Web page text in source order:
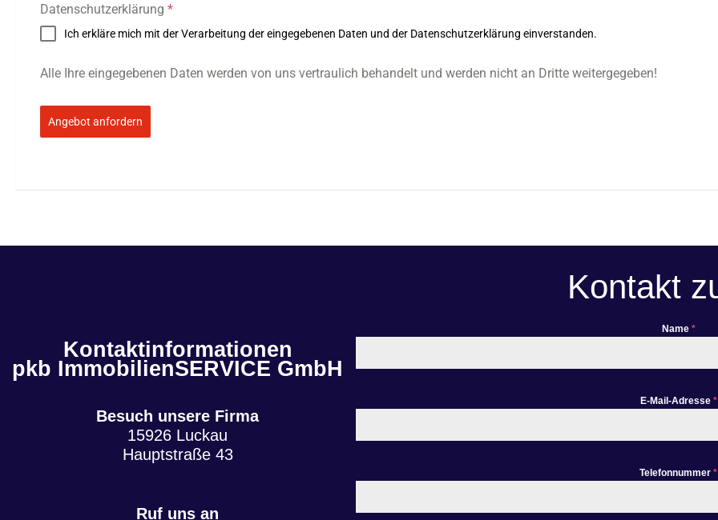
Datenschutzerklärung *
Ich erkläre mich mit der Verarbeitung der eingegebenen Daten und der Datenschutzerklärung einverstanden.
Alle Ihre eingegebenen Daten werden von uns vertraulich behandelt und werden nicht an Dritte weitergegeben!
Angebot anfordern
Kontaktinformationen
pkb ImmobilienSERVICE GmbH
Besuch unsere Firma
15926 Luckau
Hauptstraße 43
Ruf uns an
Kontakt
Name *
E-Mail-Adresse *
Telefonnummer*